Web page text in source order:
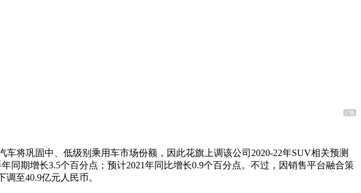
将巩固中、低级别乘用车市场份额，因此花旗上调该公司2020-22年SUV相关预测
同期增长3.5个百分点；预计2021年同比增长0.9个百分点。不过，因销售平台融合策
至40.9亿元人民币。